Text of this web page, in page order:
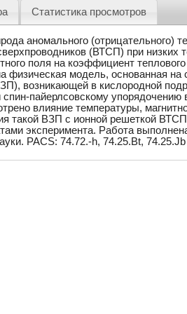
Статистика просмотров
аномального (отрицательного)
(ВТСП) при низких
поля на коэффициент
физическая модель, основанная
возникающей в кислородной
пайерлсовскому
влияние температуры,
такой ВЗП с ионной решеткой
эксперимента. Работа
PACS: 74.72.-h, 74.25.Bt, 74.25.Jb